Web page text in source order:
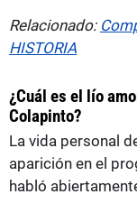
Relacionado:
HISTORIA
¿Cuál es el lío
Colapinto?
La vida personal
aparición en el
habló